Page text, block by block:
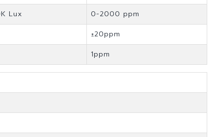
Lux
0-2000 ppm
±20ppm
1ppm